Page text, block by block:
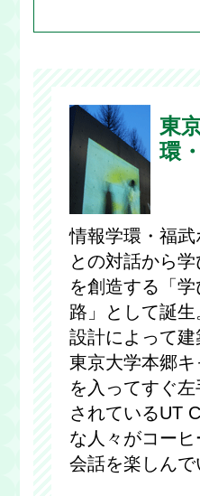
東
環
情報学環・福
との対話から
を創造する「
路」として誕
設計によって建
東京大学本郷
を入ってすぐ
されているUT
な人々がコー
会話を楽しんで